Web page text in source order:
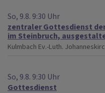
So, 9.8. 9:30 Uhr
zentraler Gottesdienst
im Steinbruch,
Kulmbach Ev.-Luth.
So, 9.8. 9:30 Uhr
Gottesdienst